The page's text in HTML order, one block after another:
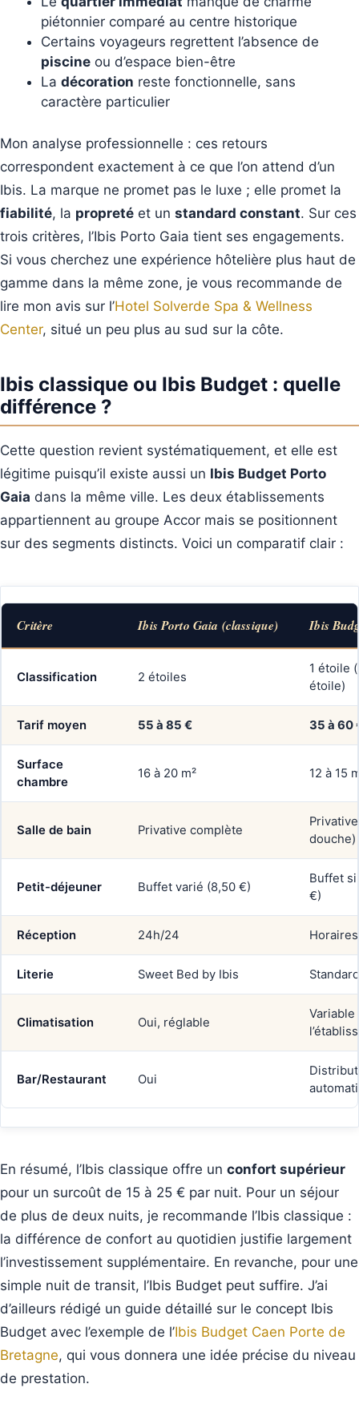
piétonnier comparé au centre historique
Certains voyageurs regrettent l’absence de
piscine ou d’espace bien-être
La décoration reste fonctionnelle, sans
caractère particulier
Mon analyse professionnelle : ces retours
correspondent exactement à ce que l’on attend d’un
Ibis. La marque ne promet pas le luxe ; elle promet la
fiabilité, la propreté et un standard constant. Sur ces
trois critères, l’Ibis Porto Gaia tient ses engagements.
Si vous cherchez une expérience hôtelière plus haut de
gamme dans la même zone, je vous recommande de
lire mon avis sur l’Hotel Solverde Spa & Wellness
Center, situé un peu plus au sud sur la côte.
Ibis classique ou Ibis Budget : quelle
différence ?
Cette question revient systématiquement, et elle est
légitime puisqu’il existe aussi un Ibis Budget Porto
Gaia dans la même ville. Les deux établissements
appartiennent au groupe Accor mais se positionnent
sur des segments distincts. Voici un comparatif clair :
Critère Ibis Porto Gaia (classique) Ibis
Classification 2 étoiles
1 étoile
étoile)
Tarif moyen 55 à 85 € 35 à 60
Surface
chambre
16 à 20 m² 12 à 15
Salle de bain Privative complète
douche)
Petit-déjeuner Buffet varié (8,50 €)
Buffet
€)
Réception 24h/24
Literie Sweet Bed by Ibis
Climatisation Oui, réglable
Variable
Bar/Restaurant Oui
En résumé, l’Ibis classique offre un confort supérieur
pour un surcoût de 15 à 25 € par nuit. Pour un séjour
de plus de deux nuits, je recommande l’Ibis classique :
la différence de confort au quotidien justifie largement
l’investissement supplémentaire. En revanche, pour une
simple nuit de transit, l’Ibis Budget peut suffire. J’ai
d’ailleurs rédigé un guide détaillé sur le concept Ibis
Budget avec l’exemple de l’Ibis Budget Caen Porte de
Bretagne, qui vous donnera une idée précise du niveau
de prestation.